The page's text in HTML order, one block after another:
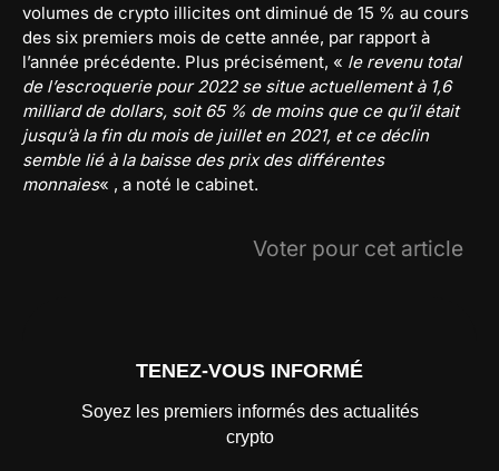
volumes de crypto illicites ont diminué de 15 % au cours
des six premiers mois de cette année, par rapport à
l’année précédente. Plus précisément, « le revenu total
de l’escroquerie pour 2022 se situe actuellement à 1,6
milliard de dollars, soit 65 % de moins que ce qu’il était
jusqu’à la fin du mois de juillet en 2021, et ce déclin
semble lié à la baisse des prix des différentes
monnaies« , a noté le cabinet.
Voter pour cet article
TENEZ-VOUS INFORMÉ
Soyez les premiers informés des actualités
crypto